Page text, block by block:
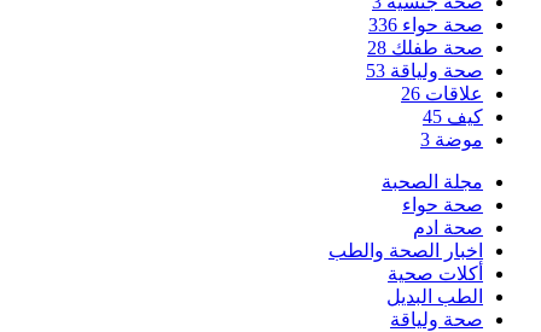
صحة حواء 336
صحة طفلك 28
صحة ولياقة 53
علاقات 26
كيف 45
موضة 3
مجلة الصحبة
صحة حواء
صحة ادم
اخبار الصحة والطب
أكلات صحية
الطب البديل
صحة ولياقة